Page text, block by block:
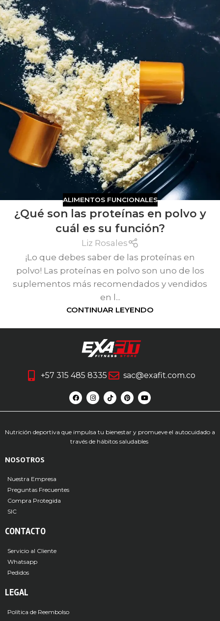
ALIMENTOS FUNCIONALES
¿Qué son las proteínas en polvo y
cuál es su función?
Liz Rosales
¡Lo que debes saber de las proteínas en
polvo! Las proteínas en polvo son uno de los
suplementos más recomendados y vendidos
en l...
CONTINUAR LEYENDO
+57 315 485 8335 sac@exafit.com.co
Nutrición deportiva que impulsa tu bienestar y promueve el autocuidado a
través de hábitos saludables
NOSOTROS
Nuestra Empresa
Preguntas Frecuentes
Compra Protegida
SIC
CONTACTO
Servicio al Cliente
Whatsapp
Pedidos
LEGAL
Política de Reembolso